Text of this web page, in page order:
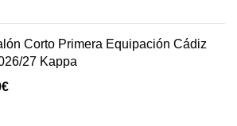
Corto Primera Equipación Cádiz
27 Kappa
€